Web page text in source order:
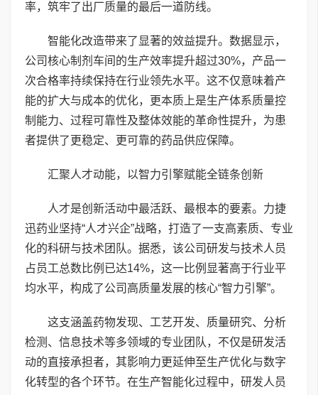
率，筑牢了出厂质量的最后一道防线。
智能化改造带来了显著的效益提升。数据显示，
公司核心制剂车间的生产效率提升超过30%，产品一
次合格率持续保持在行业领先水平。这不仅意味着产
能的扩大与成本的优化，更本质上是生产体系质量控
制能力、过程可靠性及整体效能的革命性提升，为患
者提供了更稳定、更可靠的药品供应保障。
汇聚人才动能，以智力引擎赋能全链条创新
人才是创新活动中最活跃、最根本的要素。力捷
迅药业坚持“人才兴企”战略，打造了一支高素质、专业
化的科研与技术团队。据悉，该公司研发与技术人员
占员工总数比例已达14%，这一比例显著高于行业平
均水平，构成了公司高质量发展的核心“智力引擎”。
这支涵盖药物发现、工艺开发、质量研究、分析
检测、信息技术等多领域的专业团队，不仅是研发活
动的直接承担者，其影响力更延伸至生产优化与数字
化转型的各个环节。在生产智能化过程中，研发人员